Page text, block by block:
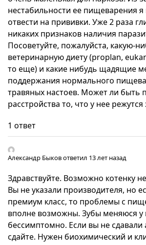
нестабильности ее пищеварения я
отвести на прививки. Уже 2 раза
никаких признаков наличия
Посоветуйте, пожалуйста, какую-
ветеринарную диету (proplan,
то еще) и какие нибудь щадящие
поддержания нормального
травяных настоев. Может ли быть
расстройства то, что у нее режутся
1 ответ
Александр Быковответил 13 лет назад
Здравствуйте. Возможно котенку
Вы не указали производителя, но
премиум класс, то проблемы с
вполне возможны. Зубы меняюся у
бессимптомно. Если вы не сдавали
сдайте. Нужен биохимический и